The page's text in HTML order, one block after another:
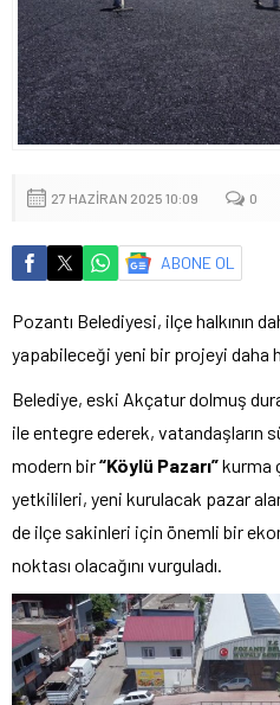
27 HAZIRAN 2025 10:09 0
ABONE OL
Pozantı Belediyesi, ilçe halkının
yapabileceği yeni bir projeyi daha
Belediye, eski Akçatur dolmuş
ile entegre ederek, vatandaşların
modern bir“Köylü Pazarı”kurma
yetkilileri, yeni kurulacak pazar
de ilçe sakinleri için önemli bir
noktası olacağını vurguladı.